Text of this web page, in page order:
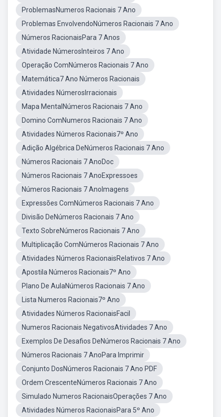
ProblemasNumeros Racionais 7 Ano
Problemas EnvolvendoNúmeros Racionais 7 Ano
Números RacionaisPara 7 Anos
Atividade NúmerosInteiros 7 Ano
Operação ComNúmeros Racionais 7 Ano
Matemática7 Ano Números Racionais
Atividades NúmerosIrracionais
Mapa MentalNúmeros Racionais 7 Ano
Domino ComNumeros Racionais 7 Ano
Atividades Números Racionais7º Ano
Adição Algébrica DeNúmeros Racionais 7 Ano
Números Racionais 7 AnoDoc
Números Racionais 7 AnoExpressoes
Números Racionais 7 AnoImagens
Expressões ComNúmeros Racionais 7 Ano
Divisão DeNúmeros Racionais 7 Ano
Texto SobreNúmeros Racionais 7 Ano
Multiplicação ComNúmeros Racionais 7 Ano
Atividades Números RacionaisRelativos 7 Ano
Apostila Números Racionais7º Ano
Plano De AulaNúmeros Racionais 7 Ano
Lista Numeros Racionais7º Ano
Atividades Números RacionaisFacil
Numeros Racionais NegativosAtividades 7 Ano
Exemplos De Desafios DeNúmeros Racionais 7 Ano
Números Racionais 7 AnoPara Imprimir
Conjunto DosNúmeros Racionais 7 Ano PDF
Ordem CrescenteNúmeros Racionais 7 Ano
Simulado Numeros RacionaisOperações 7 Ano
Atividades Números RacionaisPara 5º Ano